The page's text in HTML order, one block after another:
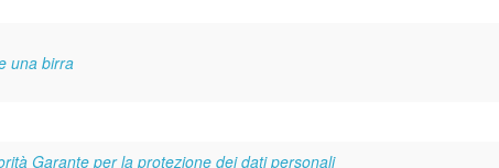
una birra
Garante per la protezione dei dati personali